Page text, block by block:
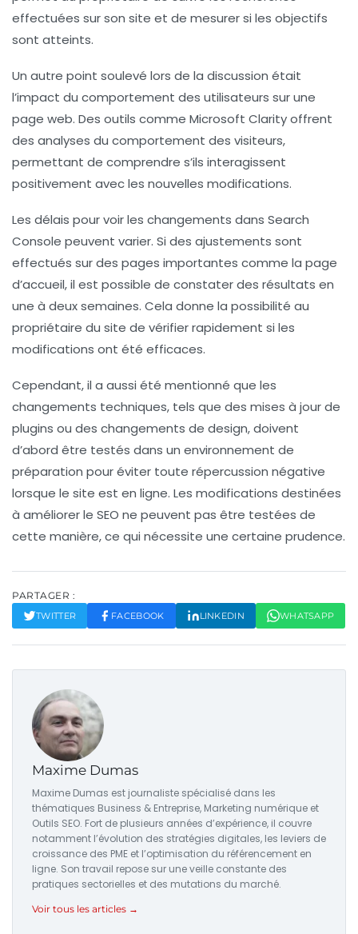
effectuées sur son site et de mesurer si les objectifs
sont atteints.
Un autre point soulevé lors de la discussion était
l’impact du comportement des utilisateurs sur une
page web. Des outils comme Microsoft Clarity offrent
des analyses du comportement des visiteurs,
permettant de comprendre s’ils interagissent
positivement avec les nouvelles modifications.
Les délais pour voir les changements dans Search
Console peuvent varier. Si des ajustements sont
effectués sur des pages importantes comme la page
d’accueil, il est possible de constater des résultats en
une à deux semaines. Cela donne la possibilité au
propriétaire du site de vérifier rapidement si les
modifications ont été efficaces.
Cependant, il a aussi été mentionné que les
changements techniques, tels que des mises à jour de
plugins ou des changements de design, doivent
d’abord être testés dans un environnement de
préparation pour éviter toute répercussion négative
lorsque le site est en ligne. Les modifications destinées
à améliorer le SEO ne peuvent pas être testées de
cette manière, ce qui nécessite une certaine prudence.
PARTAGER :
TWITTER FACEBOOK LINKEDIN WHATSAPP
Maxime Dumas
Maxime Dumas est journaliste spécialisé dans les
thématiques Business & Entreprise, Marketing numérique et
Outils SEO. Fort de plusieurs années d’expérience, il couvre
notamment l’évolution des stratégies digitales, les leviers de
croissance des PME et l’optimisation du référencement en
ligne. Son travail repose sur une veille constante des
pratiques sectorielles et des mutations du marché.
Voir tous les articles →